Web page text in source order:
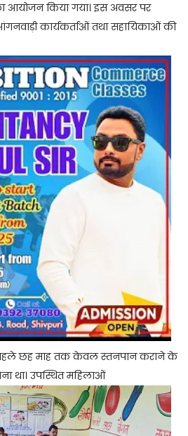
आयोजन किया गया। इस अवसर पर
कार्यकर्ताओं तथा सहायिकाओं की
पहले छह माह तक केवल स्तनपान कराने के
था। उपस्थित महिलाओं